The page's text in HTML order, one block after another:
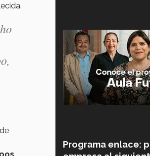
Programa enlace: